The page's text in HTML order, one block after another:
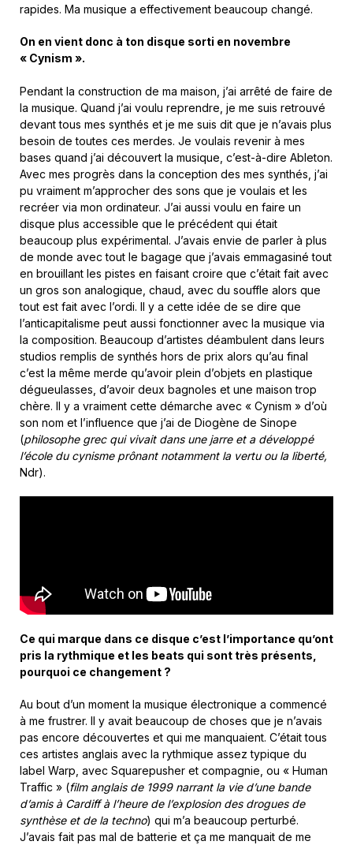
rapides. Ma musique a effectivement beaucoup changé.
On en vient donc à ton disque sorti en novembre
« Cynism ».
Pendant la construction de ma maison, j’ai arrêté de faire de
la musique. Quand j’ai voulu reprendre, je me suis retrouvé
devant tous mes synthés et je me suis dit que je n’avais plus
besoin de toutes ces merdes. Je voulais revenir à mes
bases quand j’ai découvert la musique, c’est-à-dire Ableton.
Avec mes progrès dans la conception des mes synthés, j’ai
pu vraiment m’approcher des sons que je voulais et les
recréer via mon ordinateur. J’ai aussi voulu en faire un
disque plus accessible que le précédent qui était
beaucoup plus expérimental. J’avais envie de parler à plus
de monde avec tout le bagage que j’avais emmagasiné tout
en brouillant les pistes en faisant croire que c’était fait avec
un gros son analogique, chaud, avec du souffle alors que
tout est fait avec l’ordi. Il y a cette idée de se dire que
l’anticapitalisme peut aussi fonctionner avec la musique via
la composition. Beaucoup d’artistes déambulent dans leurs
studios remplis de synthés hors de prix alors qu’au final
c’est la même merde qu’avoir plein d’objets en plastique
dégueulasses, d’avoir deux bagnoles et une maison trop
chère. Il y a vraiment cette démarche avec « Cynism » d’où
son nom et l’influence que j’ai de Diogène de Sinope
(philosophe grec qui vivait dans une jarre et a développé
l’école du cynisme prônant notamment la vertu ou la liberté,
Ndr).
Ce qui marque dans ce disque c’est l’importance qu’ont
pris la rythmique et les beats qui sont très présents,
pourquoi ce changement ?
Au bout d’un moment la musique électronique a commencé
à me frustrer. Il y avait beaucoup de choses que je n’avais
pas encore découvertes et qui me manquaient. C’était tous
ces artistes anglais avec la rythmique assez typique du
label Warp, avec Squarepusher et compagnie, ou « Human
Traffic » (film anglais de 1999 narrant la vie d’une bande
d’amis à Cardiff à l’heure de l’explosion des drogues de
synthèse et de la techno) qui m’a beaucoup perturbé.
J’avais fait pas mal de batterie et ça me manquait de me